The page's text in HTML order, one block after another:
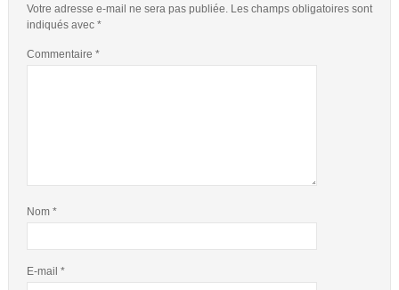
Votre adresse e-mail ne sera pas publiée. Les champs obligatoires sont
indiqués avec *
Commentaire *
Nom *
E-mail *